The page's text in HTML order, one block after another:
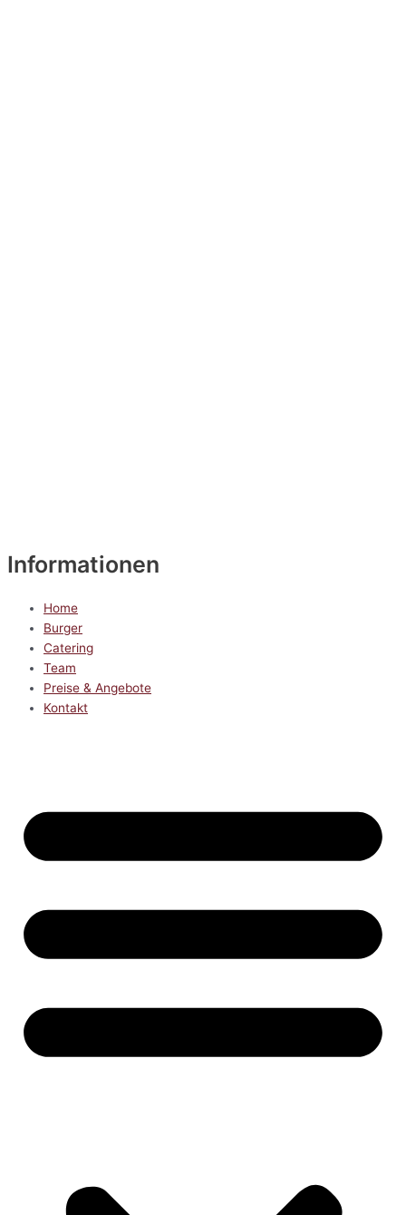
Informationen
Home
Burger
Catering
Team
Preise & Angebote
Kontakt